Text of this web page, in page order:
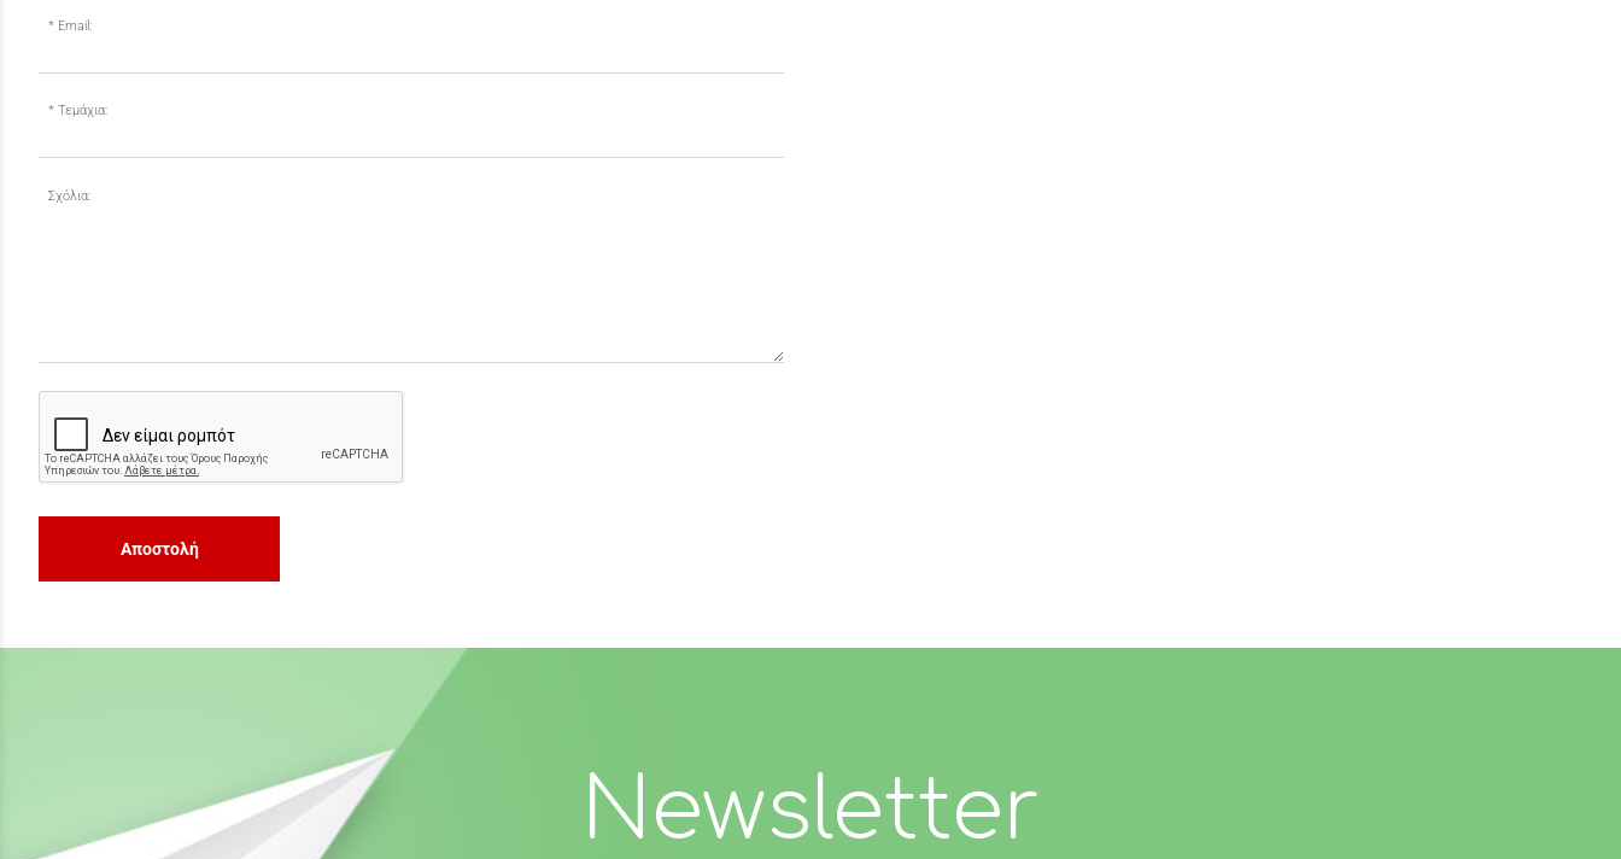
Email:
Τεμάχια:
Σχόλια:
Αποστολή
Newsletter